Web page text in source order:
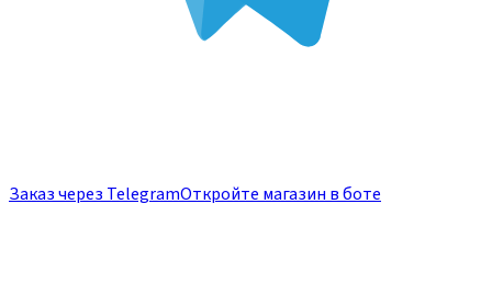
Заказ через TelegramОткройте магазин в боте